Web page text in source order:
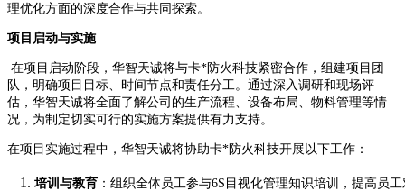
理优化方面的深度合作与共同探索。
项目启动与实施
在项目启动阶段，华智天诚将与卡*防火科技紧密合作，组建项目团
队，明确项目目标、时间节点和责任分工。通过深入调研和现场评
估，华智天诚将全面了解公司的生产流程、设备布局、物料管理等情
况，为制定切实可行的实施方案提供有力支持。
在项目实施过程中，华智天诚将协助卡*防火科技开展以下工作：
培训与教育 ：组织全体员工参与6S目视化管理知识培训，提高员